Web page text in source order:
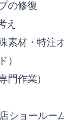
の修復
え
素材・特注オ
）
門作業）
ショールー